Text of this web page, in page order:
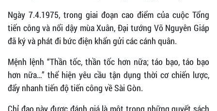
Ngày 7.4.1975, trong giai đoạn cao điểm của cuộc Tổng
tiến công và nổi dậy mùa Xuân, Đại tướng Võ Nguyên Giáp
đã ký và phát đi bức điện khẩn gửi các cánh quân.
Mệnh lệnh “Thần tốc, thần tốc hơn nữa; táo bạo, táo bạo
hơn nữa…” thể hiện yêu cầu tận dụng thời cơ chiến lược,
đẩy nhanh tiến độ tiến công về Sài Gòn.